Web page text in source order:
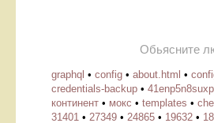
Обьясните
graphql • config • about.html •
credentials-backup •
континент • мокс • templates •
31401 • 27349 • 24865 • 19632 •